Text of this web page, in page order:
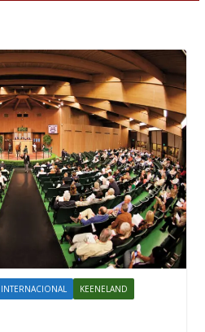
INTERNACIONAL
KEENELAND